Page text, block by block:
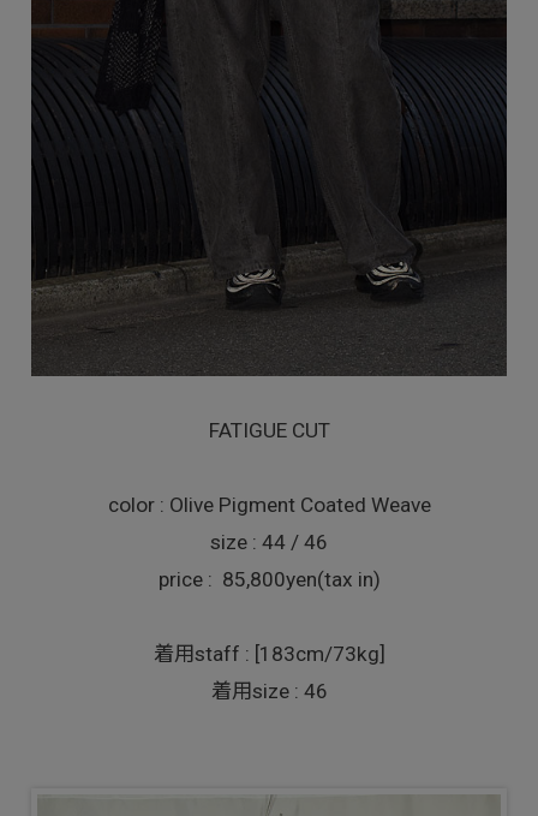
FATIGUE CUT
color : Olive Pigment Coated Weave
size : 44 / 46
price : 85,800yen(tax in)
着用staff : [183cm/73kg]
着用size : 46